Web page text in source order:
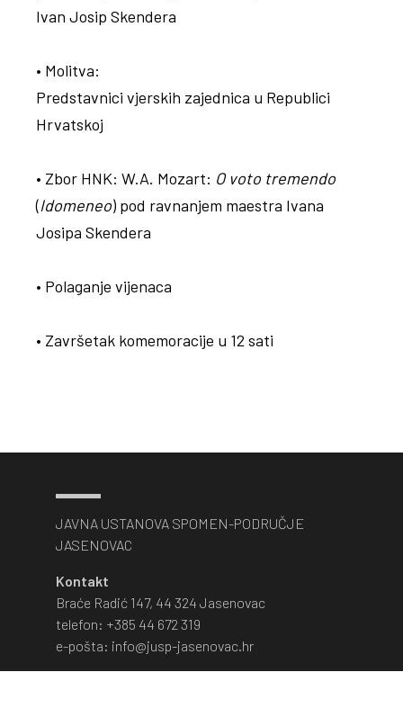
Ivan Josip Skendera
• Molitva:
Predstavnici vjerskih zajednica u Republici
Hrvatskoj
• Zbor HNK: W.A. Mozart: O voto tremendo
(Idomeneo) pod ravnanjem maestra Ivana
Josipa Skendera
• Polaganje vijenaca
• Završetak komemoracije u 12 sati
JAVNA USTANOVA SPOMEN-PODRUČJE
JASENOVAC
Kontakt
Braće Radić 147, 44 324 Jasenovac
telefon: +385 44 672 319
e-pošta: info@jusp-jasenovac.hr